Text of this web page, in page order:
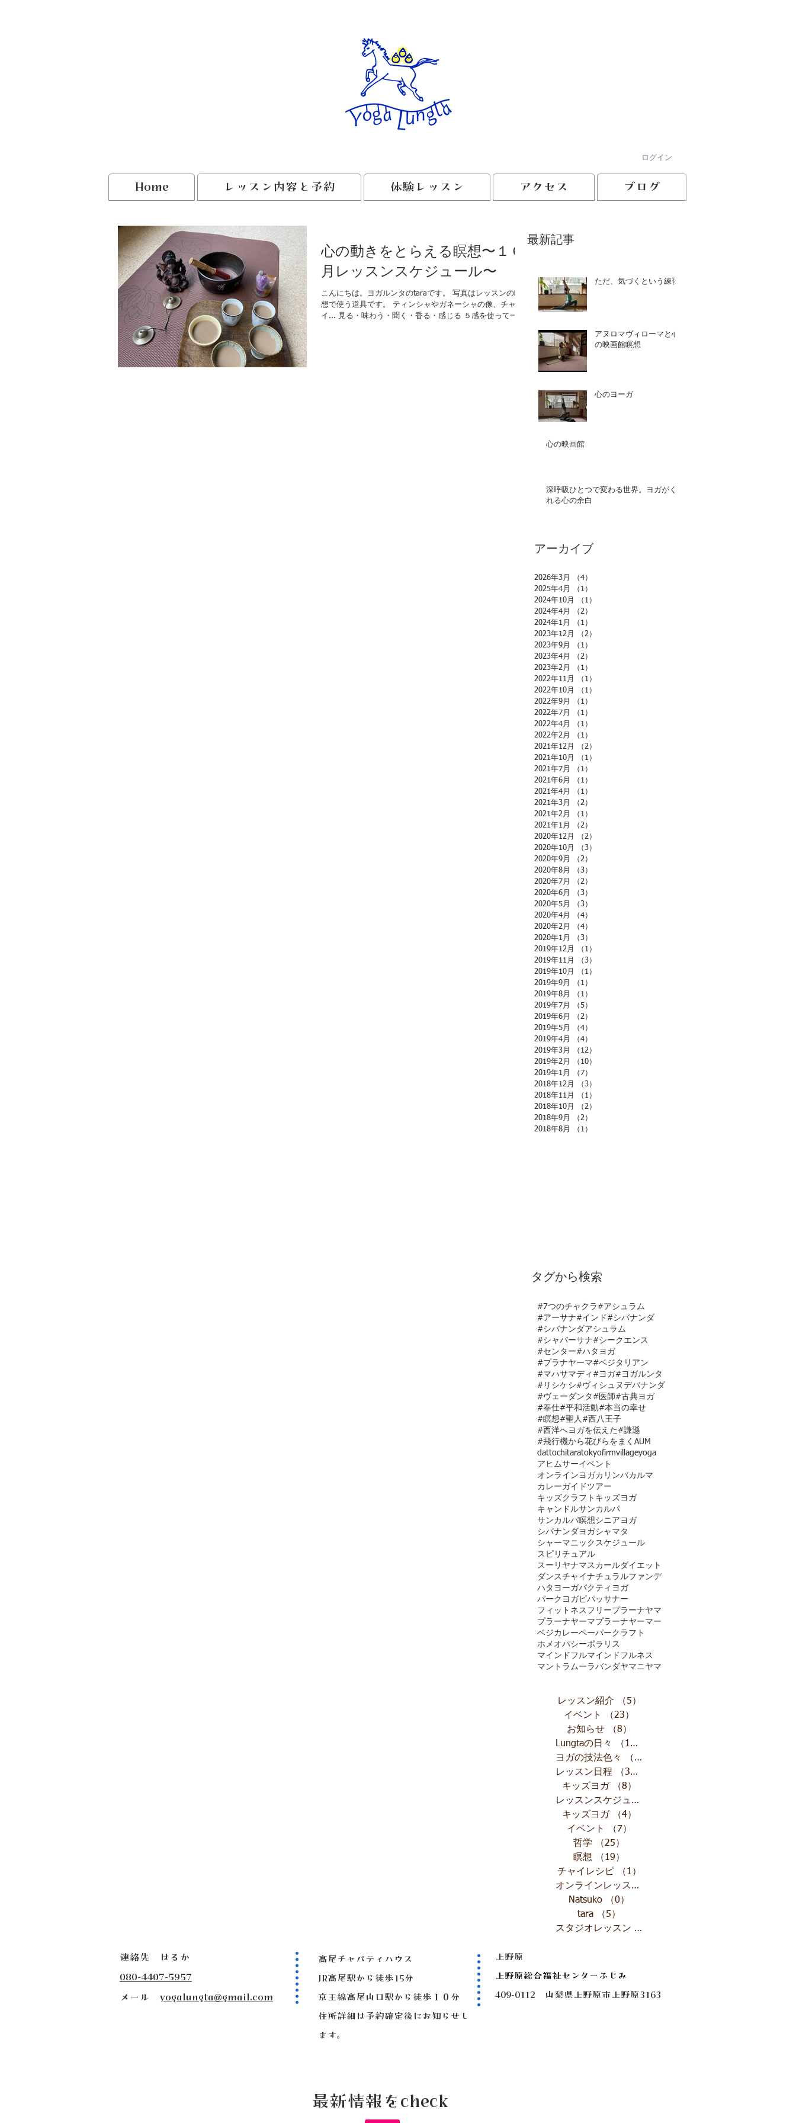
ログイン
Home レッスン内容と予約 体験レッスン アクセス ブログ
心の動きをとらえる瞑想〜１０
月レッスンスケジュール〜
こんにちは。ヨガルンタのtaraです。 写真はレッスンの瞑
想で使う道具です。 ティンシャやガネーシャの像、チャ
イ... 見る・味わう・聞く・香る・感じる ５感を使って一点
最新記事
ただ、気づくという練習
アヌロマヴィローマと心
の映画館瞑想
心のヨーガ
心の映画館
深呼吸ひとつで変わる世界。ヨガがく
れる心の余白
アーカイブ
2026年3月 （4）
2025年4月
（1）
2024年10月
（1）
2024年4月
（2）
2024年1月
（1）
2023年12月
（2）
2023年9月
（1）
2023年4月
（2）
2023年2月
（1）
2022年11月
（1）
2022年10月
（1）
2022年9月
（1）
2022年7月
（1）
2022年4月
（1）
2022年2月
（1）
2021年12月
（2）
2021年10月
（1）
2021年7月
（1）
2021年6月
（1）
2021年4月
（1）
2021年3月
（2）
2021年2月
（1）
2021年1月
（2）
2020年12月
（2）
2020年10月
（3）
2020年9月
（2）
2020年8月
（3）
2020年7月
（2）
2020年6月
（3）
2020年5月
（3）
2020年4月
（4）
2020年2月
（4）
2020年1月
（3）
2019年12月
（1）
2019年11月
（3）
2019年10月
（1）
2019年9月
（1）
2019年8月
（1）
2019年7月
（5）
2019年6月
（2）
2019年5月
（4）
2019年4月
（4）
2019年3月
（12）
2019年2月
（10）
2019年1月
（7）
2018年12月
（3）
2018年11月
（1）
2018年10月
（2）
2018年9月
（2）
2018年8月
（1）
タグから検索
#7つのチャクラ #アシュラム
#アーサナ#インド #シバナンダ
#シバナンダアシュラム
#シャバーサナ#シークエンス
#センター#ハタヨガ
#プラナヤーマ#ベジタリアン
#マハサマディ #ヨガ#ヨガルンタ
#リシケシ#ヴィシュヌデバナンダ
#ヴェーダンタ #医師#古典ヨガ
#奉仕#平和活動#本当の幸せ
#瞑想#聖人 #西八王子
#西洋へヨガを伝えた #謙遜
#飛行機から花びらをまく AUM
dattochitaratokyofirmvillageyoga
アヒムサーイベント
オンラインヨガカリンバカルマ
カレーガイドツアー
キッズクラフト キッズヨガ
キャンドルサンカルパ
サンカルパ瞑想シニアヨガ
シバナンダヨガシャマタ
シャーマニック スケジュール
スピリチュアル
スーリヤナマスカールダイエット
ダンスチャイ ナチュラルファンデ
ハタヨーガバクティヨガ
パークヨガ ビパッサナー
フィットネス フリープラーナヤマ
プラーナヤーマプラーナヤーマー
ベジカレーペーパークラフト
ホメオパシーポラリス
マインドフルマインドフルネス
マントラ ムーラバンダヤマニヤマ
レッスン紹介 （5）
イベント
（23）
お知らせ
（8）
Lungtaの日々
（10）
ヨガの技法色々
（11）
レッスン日程
（32）
キッズヨガ
（8）
レッスンスケジュール
キッズヨガ
（4）
イベント
（7）
哲学
（25）
瞑想
（19）
チャイレシピ
（1）
オンラインレッスン
Natsuko
（0）
tara
（5）
スタジオレッスン （1）
連絡先 はるか
080-4407-5957
​メール yogalungta@gmail.com
高尾チャパティハウス
JR高尾駅から徒歩15分
京王線高尾山口駅から徒歩１０分
住所詳細は予約確定後にお知らせし
ます。
上野原
上野原総合福祉センターふじみ
409-0112 山梨県上野原市上野原3163
最新情報をcheck